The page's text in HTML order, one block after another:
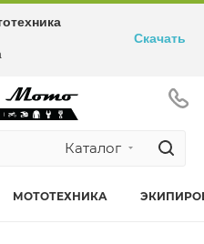
Каталог
МОТОТЕХНИКА
Скачать